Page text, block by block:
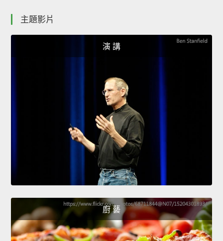
主題影片
演 講
廚 藝